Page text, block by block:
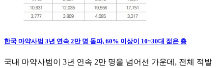
한국 마약사범 3년 연속 2만 명 돌파, 60% 이상이 10~30대 젊은 층
국내 마약사범이 3년 연속 2만 명을 넘어선 가운데, 전체 적발